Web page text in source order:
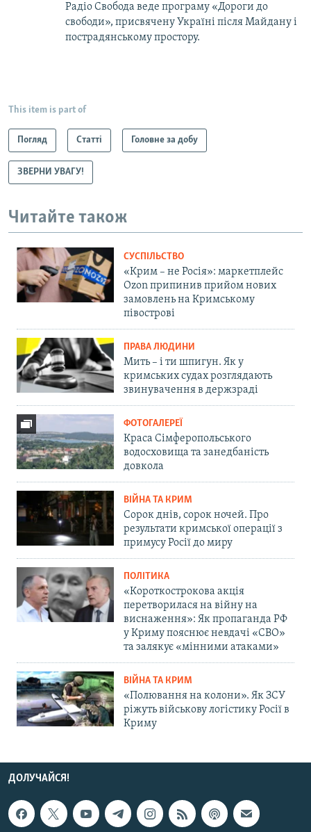
Радіо Свобода веде програму «Дороги до
свободи», присвячену Україні після Майдану і
пострадянському простору.
This item is part of
Погляд Статті Головне за добу
ЗВЕРНИ УВАГУ!
Читайте також
СУСПІЛЬСТВО
«Крим – не Росія»: маркетплейс
Ozon припинив прийом нових
замовлень на Кримському
півострові
ПРАВА ЛЮДИНИ
Мить – і ти шпигун. Як у
кримських судах розглядають
звинувачення в держзраді
ФОТОГАЛЕРЕЇ
Краса Сімферопольського
водосховища та занедбаність
довкола
ВІЙНА ТА КРИМ
Сорок днів, сорок ночей. Про
результати кримської операції з
примусу Росії до миру
ПОЛІТИКА
«Короткострокова акція
перетворилася на війну на
виснаження»: Як пропаганда РФ
у Криму пояснює невдачі «СВО»
та залякує «мінними атаками»
ВІЙНА ТА КРИМ
«Полювання на колони». Як ЗСУ
ріжуть військову логістику Росії в
Криму
ДОЛУЧАЙСЯ!